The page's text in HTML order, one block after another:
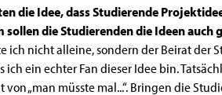
die Idee, dass Studierende
die Studierenden die Ideen auch
ich nicht alleine, sondern der Beirat der
ich ein echter Fan dieser Idee bin.
„man müsste mal...“. Bringen die